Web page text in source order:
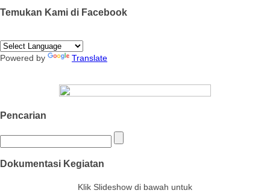
Temukan Kami di Facebook
Powered by Translate
Pencarian
Dokumentasi Kegiatan
Klik Slideshow di bawah untuk